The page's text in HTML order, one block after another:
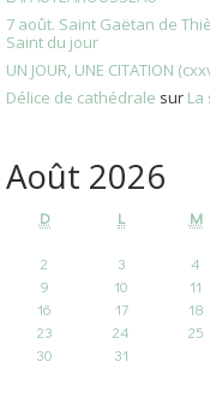
7 août. Saint Gaëtan de
Saint du jour
UN JOUR, UNE CITATION
Délice de cathédrale sur
Août 2026
D L M
2
3 4
9
10 11
16
17 18
23
24 25
30
31